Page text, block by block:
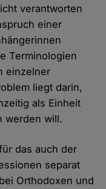
verantworten
einer
Terminologien
einzelner
liegt darin,
als Einheit
werden will.
das auch der
separat
Orthodoxen und